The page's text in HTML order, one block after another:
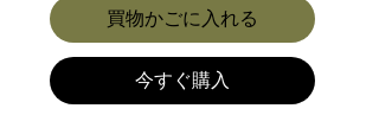
買物かごに入れる
今すぐ購入